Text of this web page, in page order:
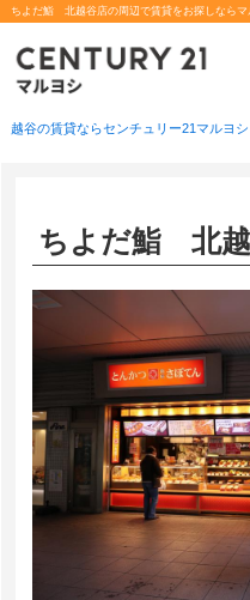
越谷の賃貸ならセンチュリー21マルヨシ
ちよだ鮨 北